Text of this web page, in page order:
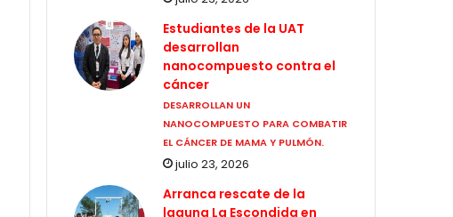
Estudiantes de la UAT
desarrollan
nanocompuesto contra el
cáncer
DESARROLLAN UN
NANOCOMPUESTO PARA COMBATIR
EL CÁNCER DE MAMA Y PULMÓN.
julio 23, 2026
Arranca rescate de la
laguna La Escondida en